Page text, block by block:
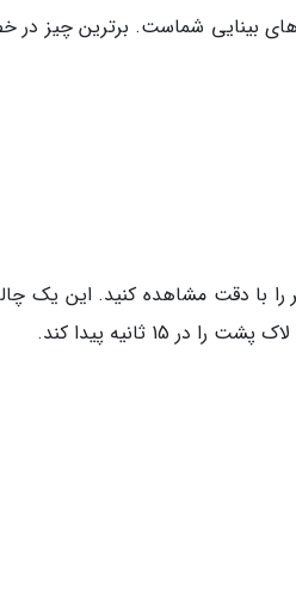
های بینایی شماست. برترین چیز
را با دقت مشاهده کنید. این
ثانیه پیدا کند.